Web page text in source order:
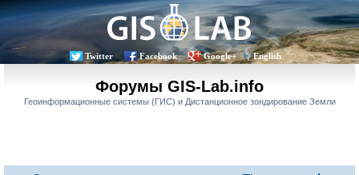
Twitter Facebook Google+ English
Форумы GIS-Lab.info
Геоинформационные системы (ГИС) и Дистанционное зондирование Земли